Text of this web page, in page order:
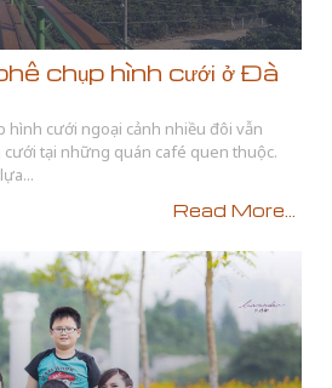
chụp hình cưới ở Đà
hình cưới ngoại cảnh nhiều đôi vẫn
tại những quán café quen thuộc.
Read More...